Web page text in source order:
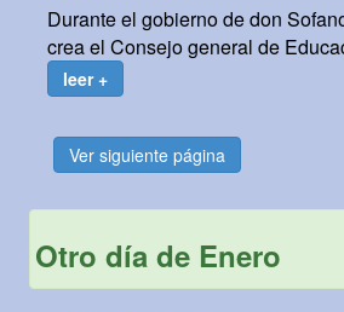
Durante el gobierno de don
crea el Consejo general de
leer +
Ver siguiente página
Otro día de Enero